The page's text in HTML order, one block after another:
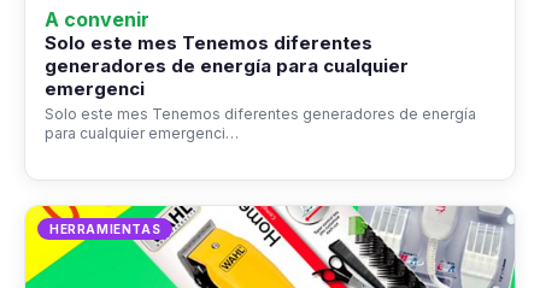
A convenir
Solo este mes Tenemos diferentes
generadores de energía para cualquier
emergenci
Solo este mes Tenemos diferentes generadores de energía
para cualquier emergenci…
HERRAMIENTAS